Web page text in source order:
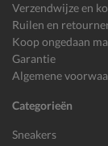
Verzendwijze en
Ruilen en
Koop ongedaan
Garantie
Algemene
Categorieën
Sneakers